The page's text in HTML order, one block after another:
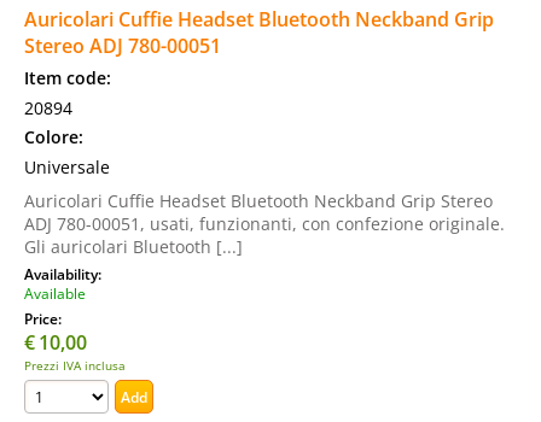
Auricolari Cuffie Headset Bluetooth Neckband Grip
Stereo ADJ 780-00051
Item code:
20894
Colore:
Universale
Auricolari Cuffie Headset Bluetooth Neckband Grip Stereo
ADJ 780-00051, usati, funzionanti, con confezione originale.
Gli auricolari Bluetooth [...]
Availability:
Available
Price:
€10,00
Prezzi IVA inclusa